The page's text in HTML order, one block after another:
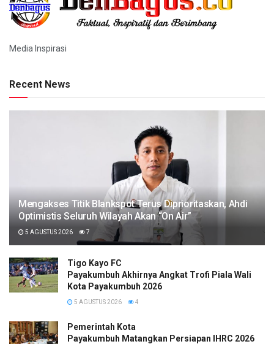
Media Inspirasi
Recent News
Mengakses Titik Blankspot Terus Diprioritaskan, Ahdi
Optimistis Seluruh Wilayah Akan “On Air”
5 AGUSTUS 2026 7
Tigo Kayo FC
Payakumbuh Akhirnya Angkat Trofi Piala Wali
Kota Payakumbuh 2026
5 AGUSTUS 2026 4
Pemerintah Kota
Payakumbuh Matangkan Persiapan IHRC 2026